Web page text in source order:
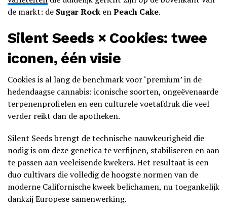
de markt: de Sugar Rock enPeach Cake.
Silent Seeds × Cookies: twee
iconen, één visie
Cookies is al lang de benchmark voor ‘premium’ in de
hedendaagse cannabis: iconische soorten, ongeëvenaarde
terpenenprofielen en een culturele voetafdruk die veel
verder reikt dan de apotheken.
Silent Seeds brengt de technische nauwkeurigheid die
nodig is om deze genetica te verfijnen, stabiliseren en aan
te passen aan veeleisende kwekers. Het resultaat is een
duo cultivars die volledig de hoogste normen van de
moderne Californische kweek belichamen, nu toegankelijk
dankzij Europese samenwerking.